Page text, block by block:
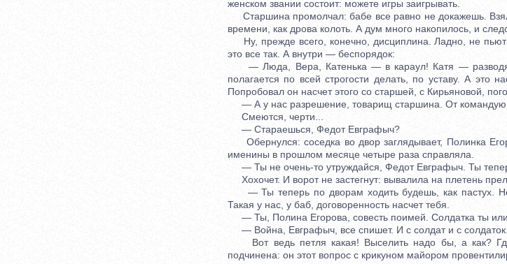
женском звании состоит: можете игры заигрывать.
Старшина промолчал: бабе все равно не докажешь.
времени, как дрова колоть. А дум много накопилось, и
Ну, прежде всего, конечно, дисциплина. Ладно, не
это все так. А внутри — беспорядок:
— Люда, Вера, Катенька — в караул! Катя —
полагается по всей строгости делать, по уставу. А это
Попробовал он насчет этого со старшей, с Кирьяновой,
— А у нас разрешение, товарищ старшина. От
Смеются, черти...
— Стараешься, Федот Евграфыч?
Обернулся: соседка во двор заглядывает, Полинка
именины в прошлом месяце четыре раза справляла.
— Ты не очень-то утруждайся, Федот Евграфыч. Ты
Хохочет. И ворот не застегнут: вывалила на плетень
— Ты теперь по дворам ходить будешь, как пастух.
Такая у нас, у баб, договоренность насчет тебя.
— Ты, Полина Егорова, совесть поимей. Солдатка ты или
— Война, Евграфыч, все спишет. И с солдат и с солдаток.
Вот ведь петля какая! Выселить надо бы, а как?
подчинена: он этот вопрос с крикуном майором